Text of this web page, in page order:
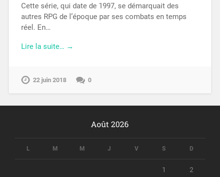
Cette série, qui date de 1997, se démarquait des
autres RPG de l’époque par ses combats en temps
réel. En…
Lire la suite… →
22 juin 2018 0
Août 2026
L M M J V S D
1 2